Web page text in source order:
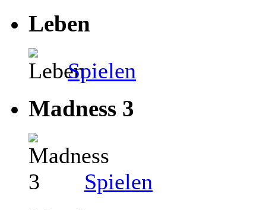
Leben
Spielen
Madness 3
Spielen